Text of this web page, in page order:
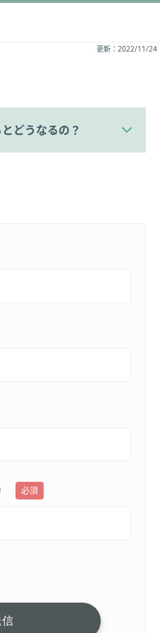
更新：2022/11/24
どうなるの？
必須